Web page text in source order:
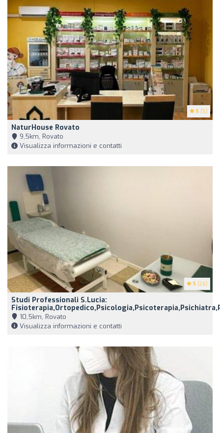
5 (5)
NaturHouse Rovato
9,5km, Rovato
Visualizza informazioni e contatti
5 (26)
Studi Professionali S.Lucia:
10,5km, Rovato
Visualizza informazioni e contatti